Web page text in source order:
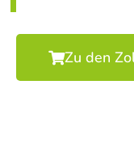
Zu den